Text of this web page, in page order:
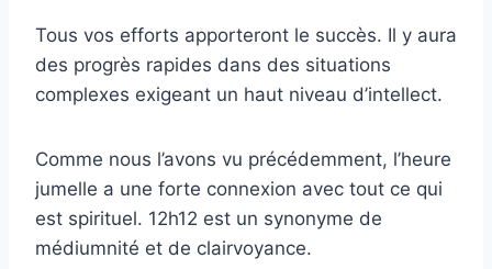
Tous vos efforts apporteront le succès. Il y aura
des progrès rapides dans des situations
complexes exigeant un haut niveau d’intellect.
Comme nous l’avons vu précédemment, l’heure
jumelle a une forte connexion avec tout ce qui
est spirituel. 12h12 est un synonyme de
médiumnité et de clairvoyance.